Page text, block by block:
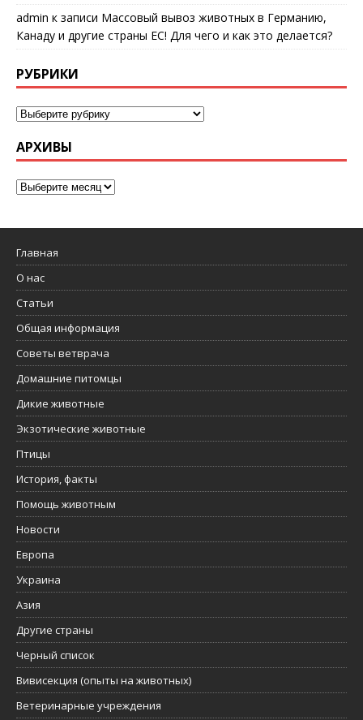
admin к записи Массовый вывоз животных в Германию,
Канаду и другие страны ЕС! Для чего и как это делается?
РУБРИКИ
АРХИВЫ
Главная
О нас
Статьи
Общая информация
Советы ветврача
Домашние питомцы
Дикие животные
Экзотические животные
Птицы
История, факты
Помощь животным
Новости
Европа
Украина
Азия
Другие страны
Черный список
Вивисекция (опыты на животных)
Ветеринарные учреждения